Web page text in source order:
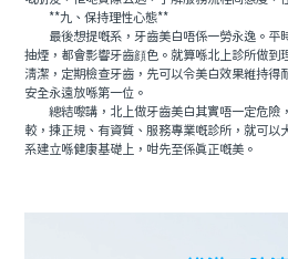
**九、保持理性心態**
最後想提嘅系，牙齒美白唔係一勞永逸。平
抽煙，都會影響牙齒顔色。就算喺北上診所做到
清潔，定期檢查牙齒，先可以令美白效果維持得
安全永遠放喺第一位。
總結嚟講，北上做牙齒美白其實唔一定危險
較，揀正規、有資質、服務專業嘅診所，就可以
系建立喺健康基礎上，咁先至係真正嘅美。